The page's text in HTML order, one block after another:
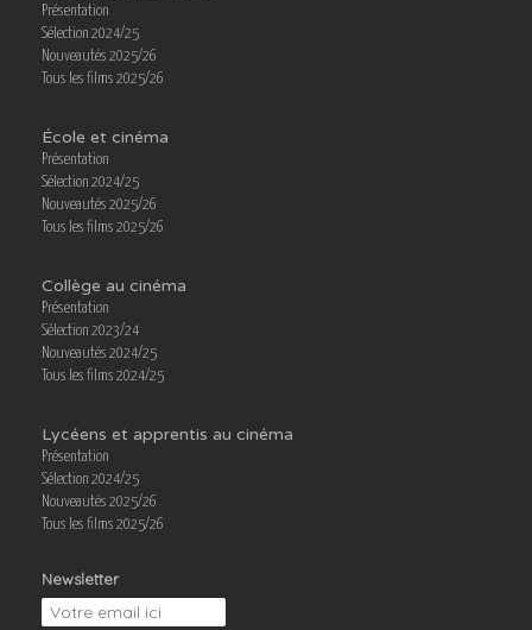
Présentation
Sélection 2024/25
Nouveautés 2025/26
Tous les films 2025/26
École et cinéma
Présentation
Sélection 2024/25
Nouveautés 2025/26
Tous les films 2025/26
Collège au cinéma
Présentation
Sélection 2023/24
Nouveautés 2024/25
Tous les films 2024/25
Lycéens et apprentis au cinéma
Présentation
Sélection 2024/25
Nouveautés 2025/26
Tous les films 2025/26
Newsletter